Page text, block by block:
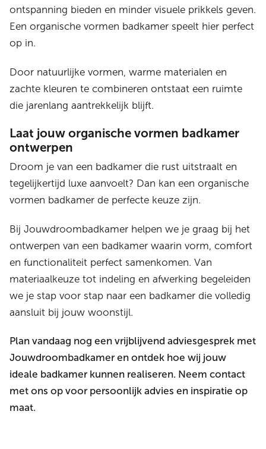
ontspanning bieden en minder visuele prikkels geven.
Een organische vormen badkamer speelt hier perfect
op in.
Door natuurlijke vormen, warme materialen en
zachte kleuren te combineren ontstaat een ruimte
die jarenlang aantrekkelijk blijft.
Laat jouw organische vormen badkamer
ontwerpen
Droom je van een badkamer die rust uitstraalt en
tegelijkertijd luxe aanvoelt? Dan kan een organische
vormen badkamer de perfecte keuze zijn.
Bij Jouwdroombadkamer helpen we je graag bij het
ontwerpen van een badkamer waarin vorm, comfort
en functionaliteit perfect samenkomen. Van
materiaalkeuze tot indeling en afwerking begeleiden
we je stap voor stap naar een badkamer die volledig
aansluit bij jouw woonstijl.
Plan vandaag nog een vrijblijvend adviesgesprek met
Jouwdroombadkamer en ontdek hoe wij jouw
ideale badkamer kunnen realiseren. Neem contact
met ons op voor persoonlijk advies en inspiratie op
maat.